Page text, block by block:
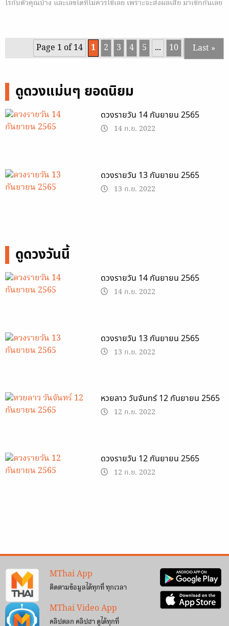
ไรกับตัวคุณบ้าง และเลขใดที่ไม่ควรใช้เลย เพราะจะส่งผลเสีย มาเช็กกันเลย
Page 1 of 14 1 2 3 4 5 ... 10 Last »
ดูดวงแม่นๆ ยอดนิยม
ดวงรายวัน 14 กันยายน 2565
14 ก.ย. 2022
ดวงรายวัน 13 กันยายน 2565
13 ก.ย. 2022
ดูดวงวันนี้
ดวงรายวัน 14 กันยายน 2565
14 ก.ย. 2022
ดวงรายวัน 13 กันยายน 2565
13 ก.ย. 2022
หวยลาว วันจันทร์ 12 กันยายน 2565
12 ก.ย. 2022
ดวงรายวัน 12 กันยายน 2565
12 ก.ย. 2022
MThai App
ติดตามข้อมูลได้ทุกที่ ทุกเวลา
MThai Video App
คลิปตลก คลิปฮา ดูได้ทุกที่